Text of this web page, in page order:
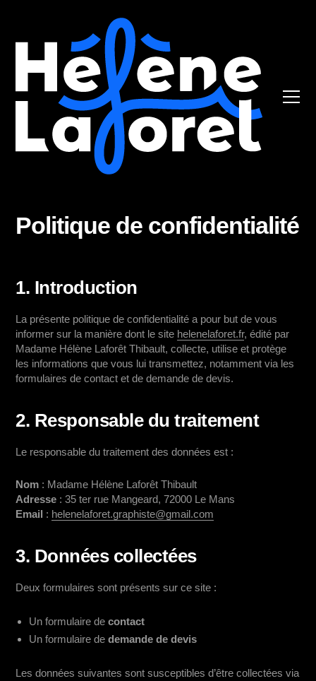
Politique de confidentialité
1. Introduction
La présente politique de confidentialité a pour but de vous
informer sur la manière dont le site helenelaforet.fr, édité par
Madame Hélène Laforêt Thibault, collecte, utilise et protège
les informations que vous lui transmettez, notamment via les
formulaires de contact et de demande de devis.
2. Responsable du traitement
Le responsable du traitement des données est :
Nom : Madame Hélène Laforêt Thibault
Adresse : 35 ter rue Mangeard, 72000 Le Mans
Email : helenelaforet.graphiste@gmail.com
3. Données collectées
Deux formulaires sont présents sur ce site :
Un formulaire decontact
Un formulaire dedemande de devis
Les données suivantes sont susceptibles d’être collectées via